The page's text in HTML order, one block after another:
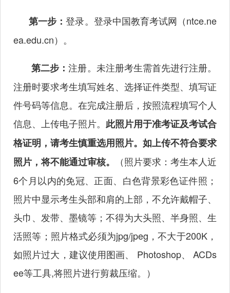
第一步：登录。登录中国教育考试网（ntce.ne
ea.edu.cn）。
第二步：注册。未注册考生需首先进行注册。
注册时要求考生填写姓名、选择证件类型、填写证
件号码等信息。在完成注册后，按照流程填写个人
信息、上传电子照片。 此照片用于准考证及考试合
格证明，请考生慎重选用照片。如上传不符合要求
照片，将不能通过审核。
（照片要求：考生本人近
6个月以内的免冠、正面、白色背景彩色证件照；
照片中显示考生头部和肩的上部，不允许戴帽子、
头巾、发带、墨镜等；不得为大头照、半身照、生
活照等；照片格式必须为jpg/jpeg，不大于200K，
如照片过大，建议使用图画、 Photoshop、 ACDs
ee等工具,将照片进行剪裁压缩。）